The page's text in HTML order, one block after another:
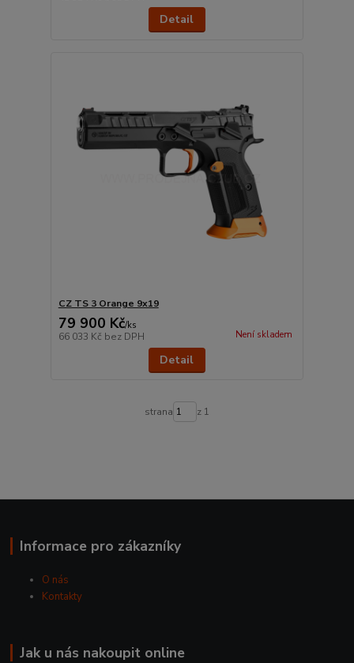
Detail
CZ TS 3 Orange 9x19
79 900 Kč/ks
66 033 Kč bez DPH Není skladem
Detail
strana z 1
Informace pro zákazníky
O nás
Kontakty
Jak u nás nakoupit online